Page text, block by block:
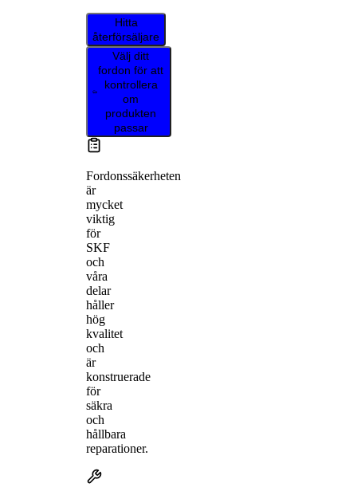
Hitta
återförsäljare
Välj ditt
fordon för att
kontrollera
om
produkten
passar
Fordonssäkerheten
är
mycket
viktig
för
SKF
och
våra
delar
håller
hög
kvalitet
och
är
konstruerade
för
säkra
och
hållbara
reparationer.